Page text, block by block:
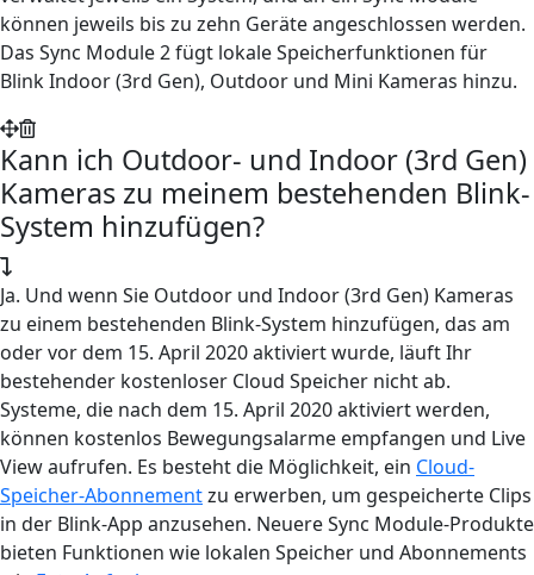
können jeweils bis zu zehn Geräte angeschlossen werden.
Das Sync Module 2 fügt lokale Speicherfunktionen für
Blink Indoor (3rd Gen), Outdoor und Mini Kameras hinzu.
Kann ich Outdoor- und Indoor (3rd Gen)
Kameras zu meinem bestehenden Blink-
System hinzufügen?
Ja. Und wenn Sie Outdoor und Indoor (3rd Gen) Kameras
zu einem bestehenden Blink-System hinzufügen, das am
oder vor dem 15. April 2020 aktiviert wurde, läuft Ihr
bestehender kostenloser Cloud Speicher nicht ab.
Systeme, die nach dem 15. April 2020 aktiviert werden,
können kostenlos Bewegungsalarme empfangen und Live
View aufrufen. Es besteht die Möglichkeit, ein Cloud-
Speicher-Abonnementzu erwerben, um gespeicherte Clips
in der Blink-App anzusehen. Neuere Sync Module-Produkte
bieten Funktionen wie lokalen Speicher und Abonnements